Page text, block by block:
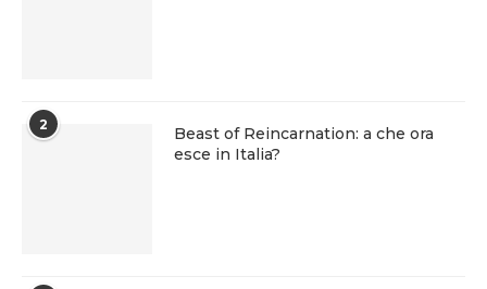
2
Beast of Reincarnation: a che ora
esce in Italia?